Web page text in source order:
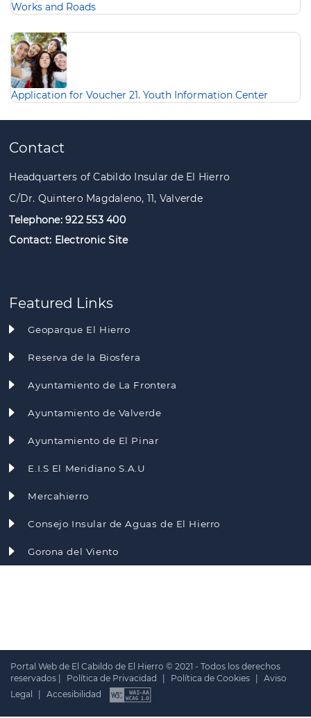
Works and Roads
Application for Voucher 21. Youth Information Center
Contact
Headquarters of Cabildo Insular de El Hierro
C/Dr. Quintero Magdaleno, 11, Valverde
Telephone: 922 553 400
Contact: Electronic Site
Featured Links
Geoparque El Hierro
Reserva de la Biosfera
Ayuntamiento de La Frontera
Ayuntamiento de Valverde
Ayuntamiento de El Pinar
E.I.S El Meridiano S.A.U
Mercahierro
Consejo Insular de Aguas de El Hierro
Gorona del Viento
Portal Web de El Cabildo de El Hierro © 2021 - Todos los derechos
reservados |
Política de Privacidad Política de Cookies
Aviso
Legal
Accesibilidad